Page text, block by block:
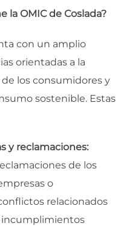
la OMIC de Coslada?
con un amplio
orientadas a la
los consumidores y
sostenible. Estas
y reclamaciones:
de los
o
relacionados
incumplimientos